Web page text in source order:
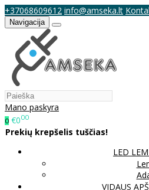
+37068609612 info@amseka.lt
Navigacija
Mano paskyra
0 €000
Prekių krepšelis tuščias!
LED
VIDAUS